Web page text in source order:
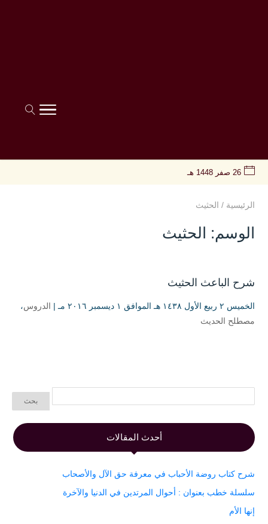
26 صفر 1448 هـ
الرئيسية / الحثيث
الوسم: الحثيث
شرح الباعث الحثيث
الخميس ۲ ربيع الأول ۱٤۳۸ هـ الموافق ۱ ديسمبر ۲۰۱٦ مـ | الدروس،
مصطلح الحديث
أحدث المقالات
شرح كتاب روضة الأحباب في معرفة حق الآل والأصحاب
سلسلة خطب بعنوان : أحوال المرتدين في الدنيا والآخرة
إنها الأم